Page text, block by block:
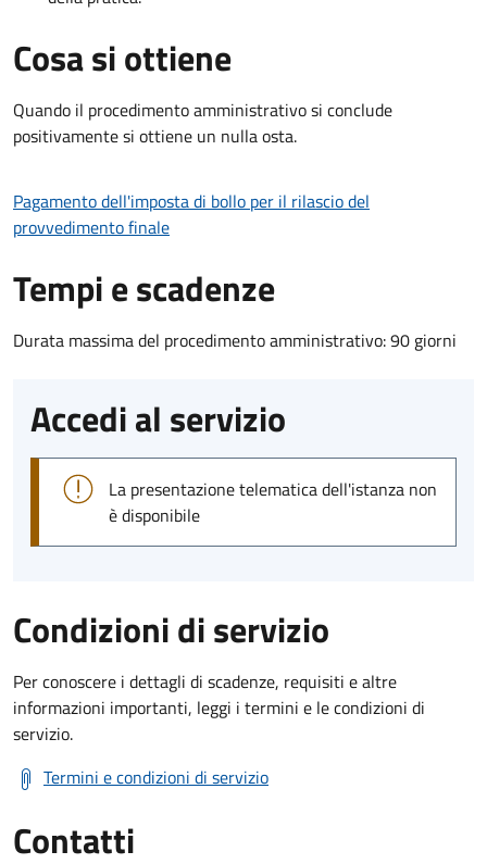
Cosa si ottiene
Quando il procedimento amministrativo si conclude
positivamente si ottiene un nulla osta.
Pagamento dell'imposta di bollo per il rilascio del
provvedimento finale
Tempi e scadenze
Durata massima del procedimento amministrativo: 90 giorni
Accedi al servizio
La presentazione telematica dell'istanza non
è disponibile
Condizioni di servizio
Per conoscere i dettagli di scadenze, requisiti e altre
informazioni importanti, leggi i termini e le condizioni di
servizio.
Termini e condizioni di servizio
Contatti